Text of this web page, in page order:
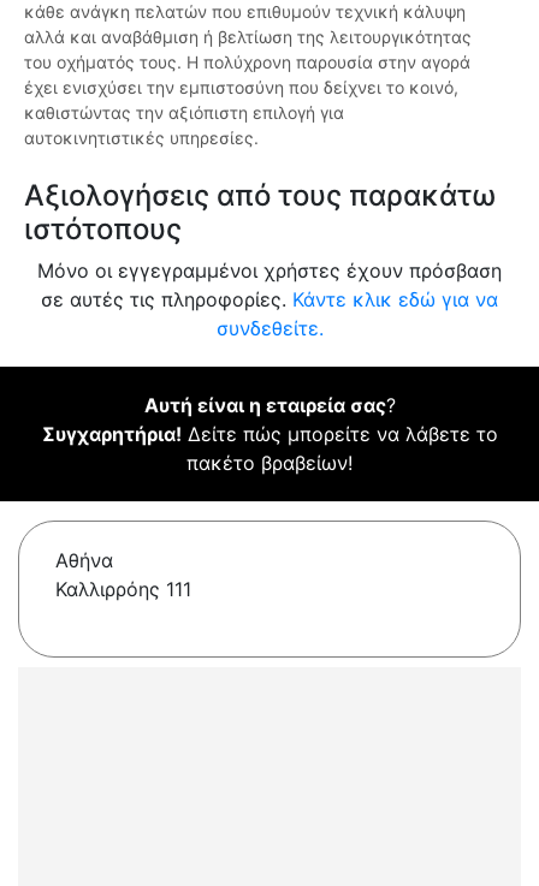
κάθε ανάγκη πελατών που επιθυμούν τεχνική κάλυψη
αλλά και αναβάθμιση ή βελτίωση της λειτουργικότητας
του οχήματός τους. Η πολύχρονη παρουσία στην αγορά
έχει ενισχύσει την εμπιστοσύνη που δείχνει το κοινό,
καθιστώντας την αξιόπιστη επιλογή για
αυτοκινητιστικές υπηρεσίες.
Αξιολογήσεις από τους παρακάτω
ιστότοπους
Μόνο οι εγγεγραμμένοι χρήστες έχουν πρόσβαση
σε αυτές τις πληροφορίες. Κάντε κλικ εδώ για να
συνδεθείτε.
Αυτή είναι η εταιρεία σας?
Συγχαρητήρια! Δείτε πώς μπορείτε να λάβετε το
πακέτο βραβείων!
Αθήνα
Καλλιρρόης 111